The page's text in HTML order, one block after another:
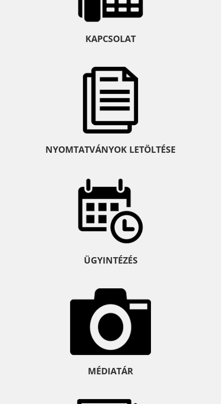
KAPCSOLAT
NYOMTATVÁNYOK LETÖLTÉSE
ÜGYINTÉZÉS
MÉDIATÁR